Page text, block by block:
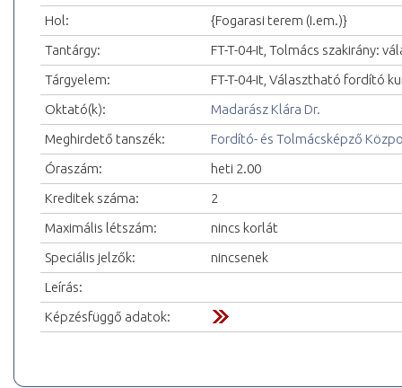
Hol:
{Fogarasi terem (I.em.)}
Tantárgy:
FT-T-04-It, Tolmács szakirány:
Tárgyelem:
FT-T-04-It, Választható fordító
Oktató(k):
Madarász Klára Dr.
Meghirdető tanszék:
Fordító- és Tolmácsképző
Óraszám:
heti 2.00
Kreditek száma:
2
Maximális létszám:
nincs korlát
Speciális jelzők:
nincsenek
Leírás:
Képzésfüggő adatok: